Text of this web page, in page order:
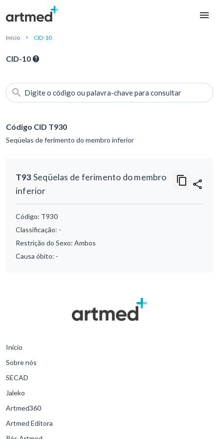
Início CID-10
CID-10
Digite o código ou palavra-chave para consultar
Código CID T930
Seqüelas de ferimento do membro inferior
T93Seqüelas de ferimento do membro
inferior
Código: T930
Classificação: -
Restrição do Sexo: Ambos
Causa óbito: -
Início
Sobre nós
SECAD
Jaleko
Artmed360
Artmed Editora